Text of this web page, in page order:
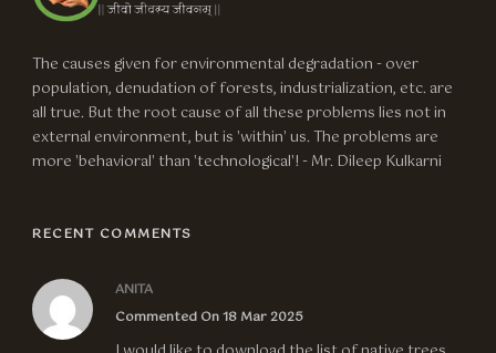
The causes given for environmental degradation - over
population, denudation of forests, industrialization, etc. are
all true. But the root cause of all these problems lies not in
external environment, but is 'within' us. The problems are
more 'behavioral' than 'technological'! - Mr. Dileep Kulkarni
RECENT COMMENTS
ANITA
Commented On 18 Mar 2025